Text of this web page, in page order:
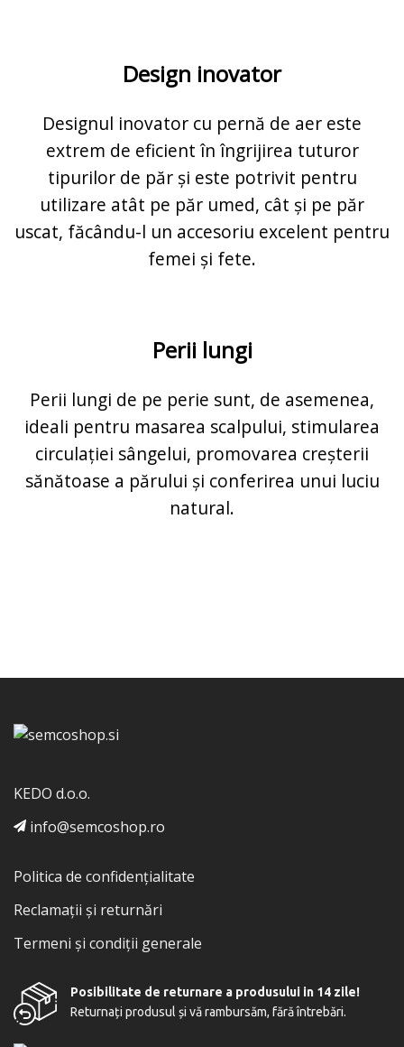
Design inovator
Designul inovator cu pernă de aer este
extrem de eficient în îngrijirea tuturor
tipurilor de păr și este potrivit pentru
utilizare atât pe păr umed, cât și pe păr
uscat, făcându-l un accesoriu excelent pentru
femei și fete.
Perii lungi
Perii lungi de pe perie sunt, de asemenea,
ideali pentru masarea scalpului, stimularea
circulației sângelui, promovarea creșterii
sănătoase a părului și conferirea unui luciu
natural.
KEDO d.o.o.
info@semcoshop.ro
Politica de confidențialitate
Reclamații și returnări
Termeni și condiții generale
Posibilitate de returnare a produsului in 14 zile!
Returnați produsul și vă rambursăm, fără întrebări.